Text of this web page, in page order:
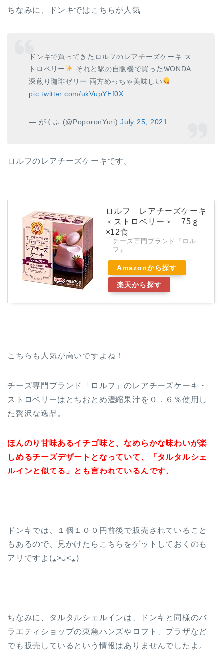
ちなみに、ドンキではこちらが人気
ドンキで買ってきたロルフのレアチーズケーキ ス
トロベリー
それと駅の自販機で買ったWONDA
深煎り珈琲ゼリー 両方めっちゃ美味しい
pic.twitter.com/ukVupYHf0X
— がくふ (@PoporonYuri)July 25, 2021
ロルフのレアチーズケーキです。
ロルフ レアチーズケーキ
＜ストロベリー＞ 75ｇ
×12食
チーズ専門ブランド『ロル
フ』
Amazonから探す
楽天から探す
こちらも人気が高いですよね！
チーズ専門ブランド「ロルフ」のレアチーズケーキ・
ストロベリーはとちおとめ濃縮果汁を０．６％使用し
た贅沢な逸品。
ほんのり甘味あるイチゴ味と、なめらかな味わいが楽
しめるチーズデザートとなっていて、「タルタルシェ
ルインと似てる」とも言われているんです。
ドンキでは、１個１００円前後で販売されていること
もあるので、見かけたらこちらをゲットしておくのも
アリですよ(⁎˃ᴗ˂⁎)
ちなみに、タルタルシェルインは、ドンキと同様のバ
ラエティショップの東急ハンズやロフト、プラザなど
でも販売しているという情報はありませんでしたよ。